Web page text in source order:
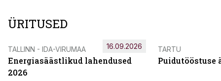
ÜRITUSED
TALLINN - IDA-VIRUMAA
Energiasäästlikud lahendused
2026
16.09.2026 TARTU
Puidutööstuse